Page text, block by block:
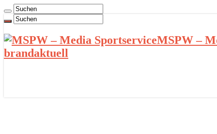
MSPW –
brandaktuell